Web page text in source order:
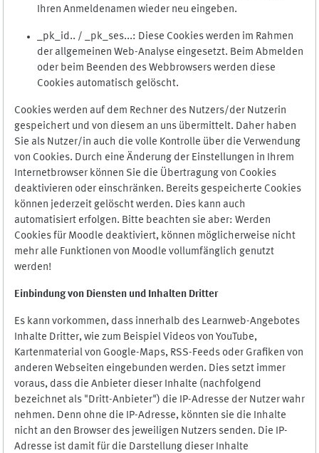
Ihren Anmeldenamen wieder neu eingeben.
_pk_id.. / _pk_ses...: Diese Cookies werden im Rahmen
der allgemeinen Web-Analyse eingesetzt. Beim Abmelden
oder beim Beenden des Webbrowsers werden diese
Cookies automatisch gelöscht.
Cookies werden auf dem Rechner des Nutzers/der Nutzerin
gespeichert und von diesem an uns übermittelt. Daher haben
Sie als Nutzer/in auch die volle Kontrolle über die Verwendung
von Cookies. Durch eine Änderung der Einstellungen in Ihrem
Internetbrowser können Sie die Übertragung von Cookies
deaktivieren oder einschränken. Bereits gespeicherte Cookies
können jederzeit gelöscht werden. Dies kann auch
automatisiert erfolgen. Bitte beachten sie aber: Werden
Cookies für Moodle deaktiviert, können möglicherweise nicht
mehr alle Funktionen von Moodle vollumfänglich genutzt
werden!
Einbindung von Diensten und Inhalten Dritter
Es kann vorkommen, dass innerhalb des Learnweb-Angebotes
Inhalte Dritter, wie zum Beispiel Videos von YouTube,
Kartenmaterial von Google-Maps, RSS-Feeds oder Grafiken von
anderen Webseiten eingebunden werden. Dies setzt immer
voraus, dass die Anbieter dieser Inhalte (nachfolgend
bezeichnet als "Dritt-Anbieter") die IP-Adresse der Nutzer wahr
nehmen. Denn ohne die IP-Adresse, könnten sie die Inhalte
nicht an den Browser des jeweiligen Nutzers senden. Die IP-
Adresse ist damit für die Darstellung dieser Inhalte